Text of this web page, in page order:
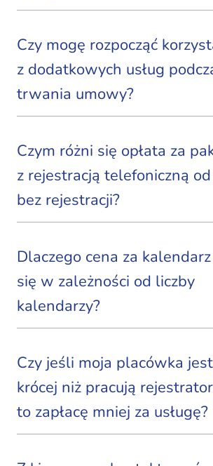
Czy mogę rozpocząć
z dodatkowych usług
trwania umowy?
Czym różni się opłata za
z rejestracją telefoniczną
bez rejestracji?
Dlaczego cena za
się w zależności od liczby
kalendarzy?
Czy jeśli moja placówka
krócej niż pracują
to zapłacę mniej za usługę?